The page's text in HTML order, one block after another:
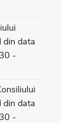
din data
-
din data
-